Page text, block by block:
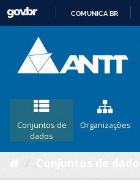
COMUNICA BR
Conjuntos de
dados
Organizações